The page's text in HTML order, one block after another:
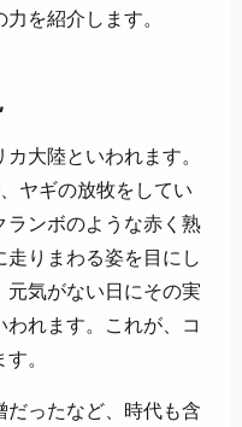
を紹介します。
大陸といわれます。
ヤギの放牧をしてい
ンボのような赤く熟
りまわる姿を目にし
気がない日にその実
れます。これが、コ
。
ったなど、時代も含